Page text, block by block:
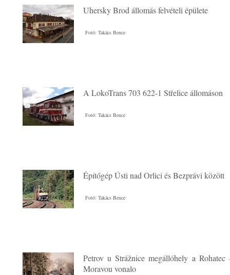
Uhersky Brod állomás felvételi épülete
Fotó: Takács Bence
A LokoTrans 703 622-1 Střelice állomáson
Fotó: Takács Bence
Építőgép Ústi nad Orlici és Bezprávi között
Fotó: Takács Bence
Petrov u Strážnice megállóhely a
Moravou vonalo